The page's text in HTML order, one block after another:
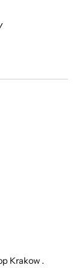
Krakow .